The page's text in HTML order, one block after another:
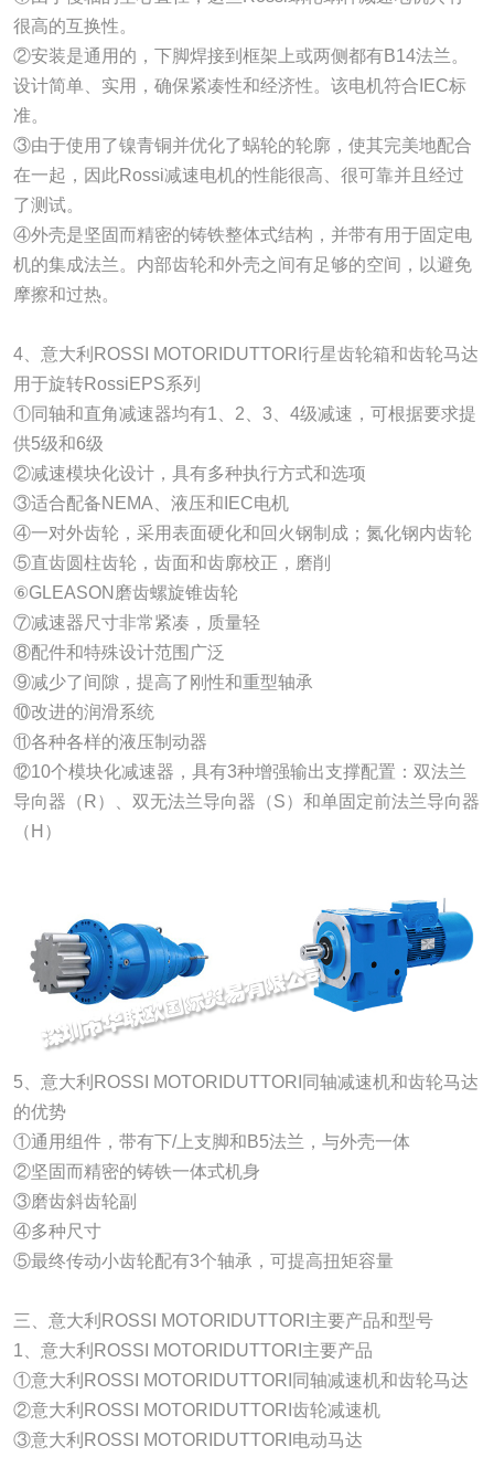
很高的互换性。
②安装是通用的，下脚焊接到框架上或两侧都有B14法兰。
设计简单、实用，确保紧凑性和经济性。该电机符合IEC标
准。
③由于使用了镍青铜并优化了蜗轮的轮廓，使其完美地配合
在一起，因此Rossi减速电机的性能很高、很可靠并且经过
了测试。
④外壳是坚固而精密的铸铁整体式结构，并带有用于固定电
机的集成法兰。内部齿轮和外壳之间有足够的空间，以避免
摩擦和过热。
4、意大利ROSSI MOTORIDUTTORI行星齿轮箱和齿轮马达
用于旋转RossiEPS系列
①同轴和直角减速器均有1、2、3、4级减速，可根据要求提
供5级和6级
②减速模块化设计，具有多种执行方式和选项
③适合配备NEMA、液压和IEC电机
④一对外齿轮，采用表面硬化和回火钢制成；氮化钢内齿轮
⑤直齿圆柱齿轮，齿面和齿廓校正，磨削
⑥GLEASON磨齿螺旋锥齿轮
⑦减速器尺寸非常紧凑，质量轻
⑧配件和特殊设计范围广泛
⑨减少了间隙，提高了刚性和重型轴承
⑩改进的润滑系统
⑪各种各样的液压制动器
⑫10个模块化减速器，具有3种增强输出支撑配置：双法兰
导向器（R）、双无法兰导向器（S）和单固定前法兰导向器
（H）
5、意大利ROSSI MOTORIDUTTORI同轴减速机和齿轮马达
的优势
①通用组件，带有下/上支脚和B5法兰，与外壳一体
②坚固而精密的铸铁一体式机身
③磨齿斜齿轮副
④多种尺寸
⑤最终传动小齿轮配有3个轴承，可提高扭矩容量
三、意大利ROSSI MOTORIDUTTORI主要产品和型号
1、意大利ROSSI MOTORIDUTTORI主要产品
①意大利ROSSI MOTORIDUTTORI同轴减速机和齿轮马达
②意大利ROSSI MOTORIDUTTORI齿轮减速机
③意大利ROSSI MOTORIDUTTORI电动马达